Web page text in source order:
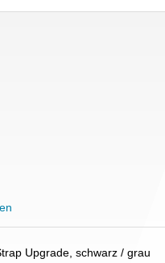
Upgrade, schwarz / grau